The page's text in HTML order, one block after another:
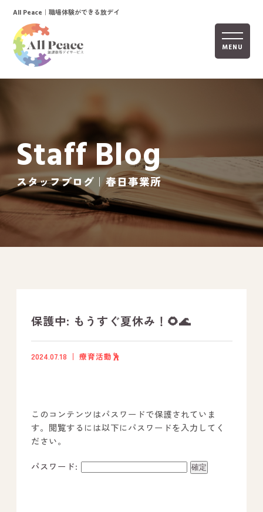
MENU
ホーム
活動内容
ご利用までの流れ
採用情報
自己評価表
社内行事
事業所のご案内
－ オールピース宗像事業所
－ オールピース福津事業所
All Peace ｜職場体験ができる放デイ
Staff Blog
スタッフブログ｜春日事業所
保護中: もうすぐ夏休み！🌻🌊
2024.07.18 療育活動🕺
このコンテンツはパスワードで保護されていま
す。閲覧するには以下にパスワードを入力してく
ださい。
パスワード: